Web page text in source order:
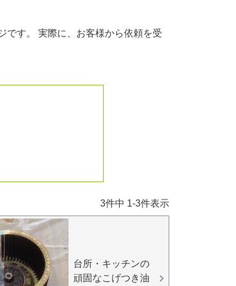
です。 実際に、お客様から依頼を受
3件中 1-3件表示
台所・キッチンの
頑固なこげつき油